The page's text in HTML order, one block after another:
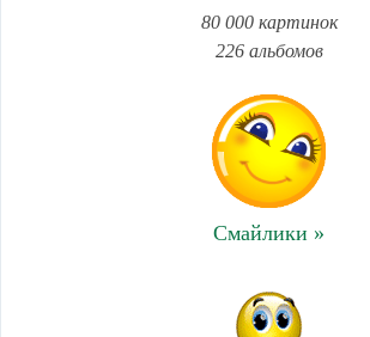
80 000 картинок
226 альбомов
Смайлики »